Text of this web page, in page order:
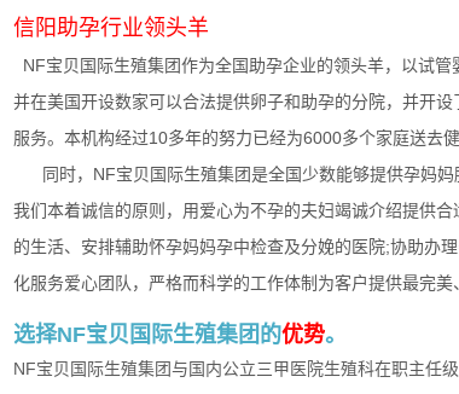
信阳助孕行业领头羊
NF宝贝国际生殖集团作为全国助孕企业的领头羊，以试
并在美国开设数家可以合法提供卵子和助孕的分院，并开
服务。本机构经过10多年的努力已经为6000多个家庭送去健
同时，NF宝贝国际生殖集团是全国少数能够提供孕妈妈
我们本着诚信的原则，用爱心为不孕的夫妇竭诚介绍提供
的生活、安排辅助怀孕妈妈孕中检查及分娩的医院;协助办
化服务爱心团队，严格而科学的工作体制为客户提供最完美
选择NF宝贝国际生殖集团的优势。
NF宝贝国际生殖集团与国内公立三甲医院生殖科在职主任